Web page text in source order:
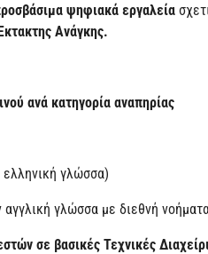
ψηφιακά εργαλεία
Ανάγκης.
ανά κατηγορία αναπηρίας
ελληνική γλώσσα)
αγγλική γλώσσα με διεθνή
σε βασικές Τεχνικές